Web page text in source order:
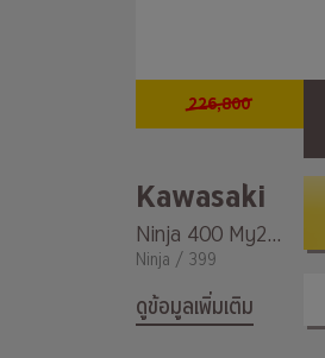
226,800
Kawasaki
Ninja 400 My2022
Ninja / 399
ดูข้อมูลเพิ่มเติม